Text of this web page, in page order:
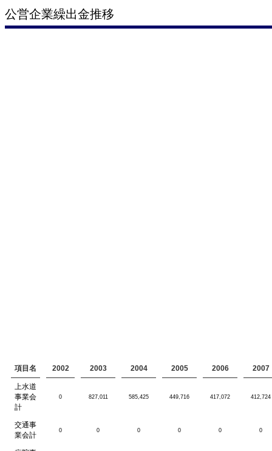
公営企業繰出金推移
項目名 2002 2003 2004 2005 2006 2007
上水道
事業会
計
0 827,011 585,425 449,716 417,072 412,724
交通事
業会計
0 0 0 0 0 0